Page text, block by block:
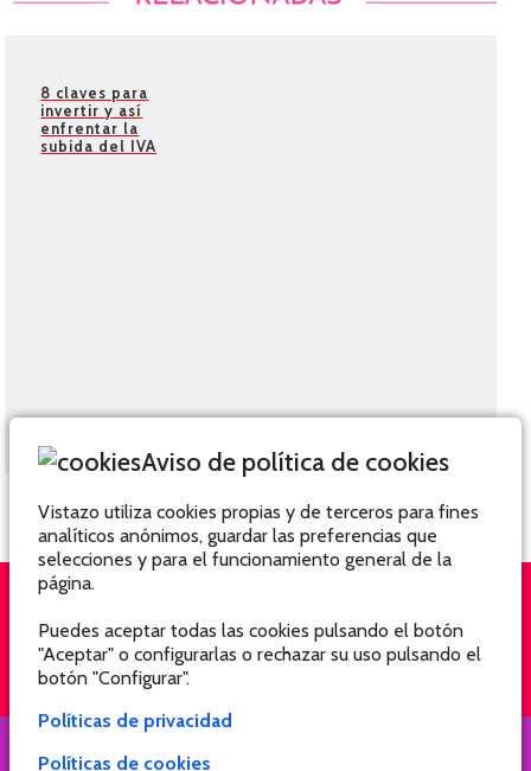
8 claves para
invertir y así
enfrentar la
subida del IVA
QUIÉNES SOMOS
Aviso de política de cookies
Vistazo utiliza cookies propias y de terceros para fines
analíticos anónimos, guardar las preferencias que
selecciones y para el funcionamiento general de la
página.
Puedes aceptar todas las cookies pulsando el botón
"Aceptar" o configurarlas o rechazar su uso pulsando el
botón "Configurar".
Políticas de privacidad
Políticas de cookies